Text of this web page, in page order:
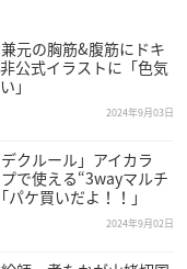
元の胸筋&腹筋にドキ
公式イラストに「色気
」
2024年9月03日
クルール」アイカラ
で使える“3wayマルチ
ケ買いだよ！！」
2024年9月02日